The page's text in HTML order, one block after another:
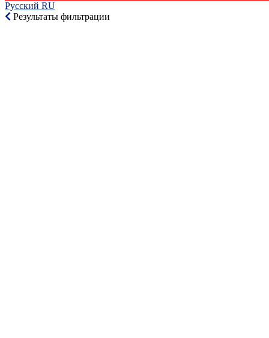
Русский RU‎
Результаты фильтрации